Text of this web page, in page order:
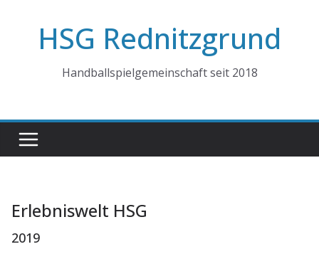
springenHSG Rednitzgrund
Handballspielgemeinschaft seit 2018
Erlebniswelt HSG
2019